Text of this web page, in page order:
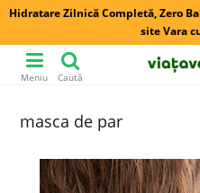
Hidratare Zilnică Completă, Zero
site Vara
Meniu Caută
masca de par